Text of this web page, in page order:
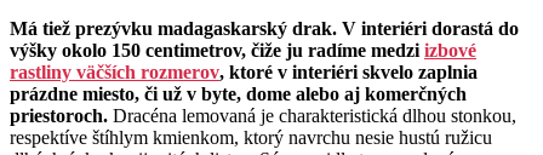
Má tiež prezývku madagaskarský drak. V interiéri dorastá do
výšky okolo 150 centimetrov, čiže ju radíme medziizbové
rastliny väčších rozmerov, ktoré v interiéri skvelo zaplnia
prázdne miesto, či už v byte, dome alebo aj komerčných
priestoroch. Dracéna lemovaná je charakteristická dlhou stonkou,
respektíve štíhlym kmienkom, ktorý navrchu nesie hustú ružicu